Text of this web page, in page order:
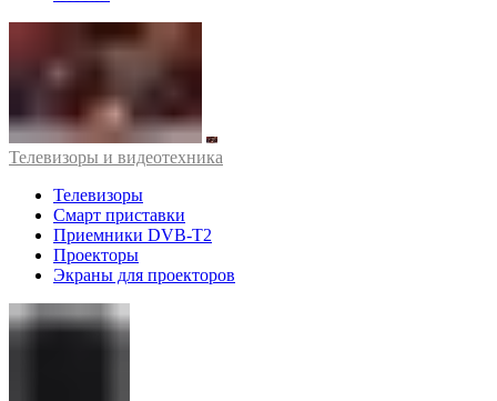
Телевизоры и видеотехника
Телевизоры
Смарт приставки
Приемники DVB-T2
Проекторы
Экраны для проекторов